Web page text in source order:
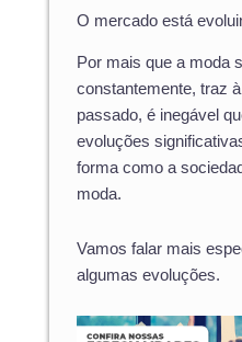
O mercado está
Por mais que a moda
constantemente, traz
passado, é inegável
evoluções
forma como a
moda.
Vamos falar mais
algumas evoluções.